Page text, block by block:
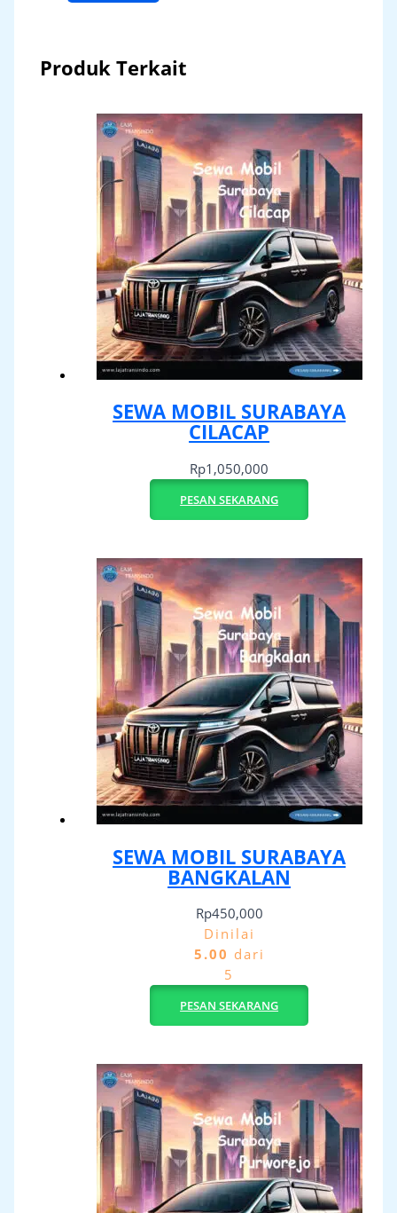
Produk Terkait
SEWA MOBIL SURABAYA
CILACAP
Rp1,050,000
PESAN SEKARANG
SEWA MOBIL SURABAYA
BANGKALAN
Rp450,000
Dinilai
5.00 dari
5
PESAN SEKARANG